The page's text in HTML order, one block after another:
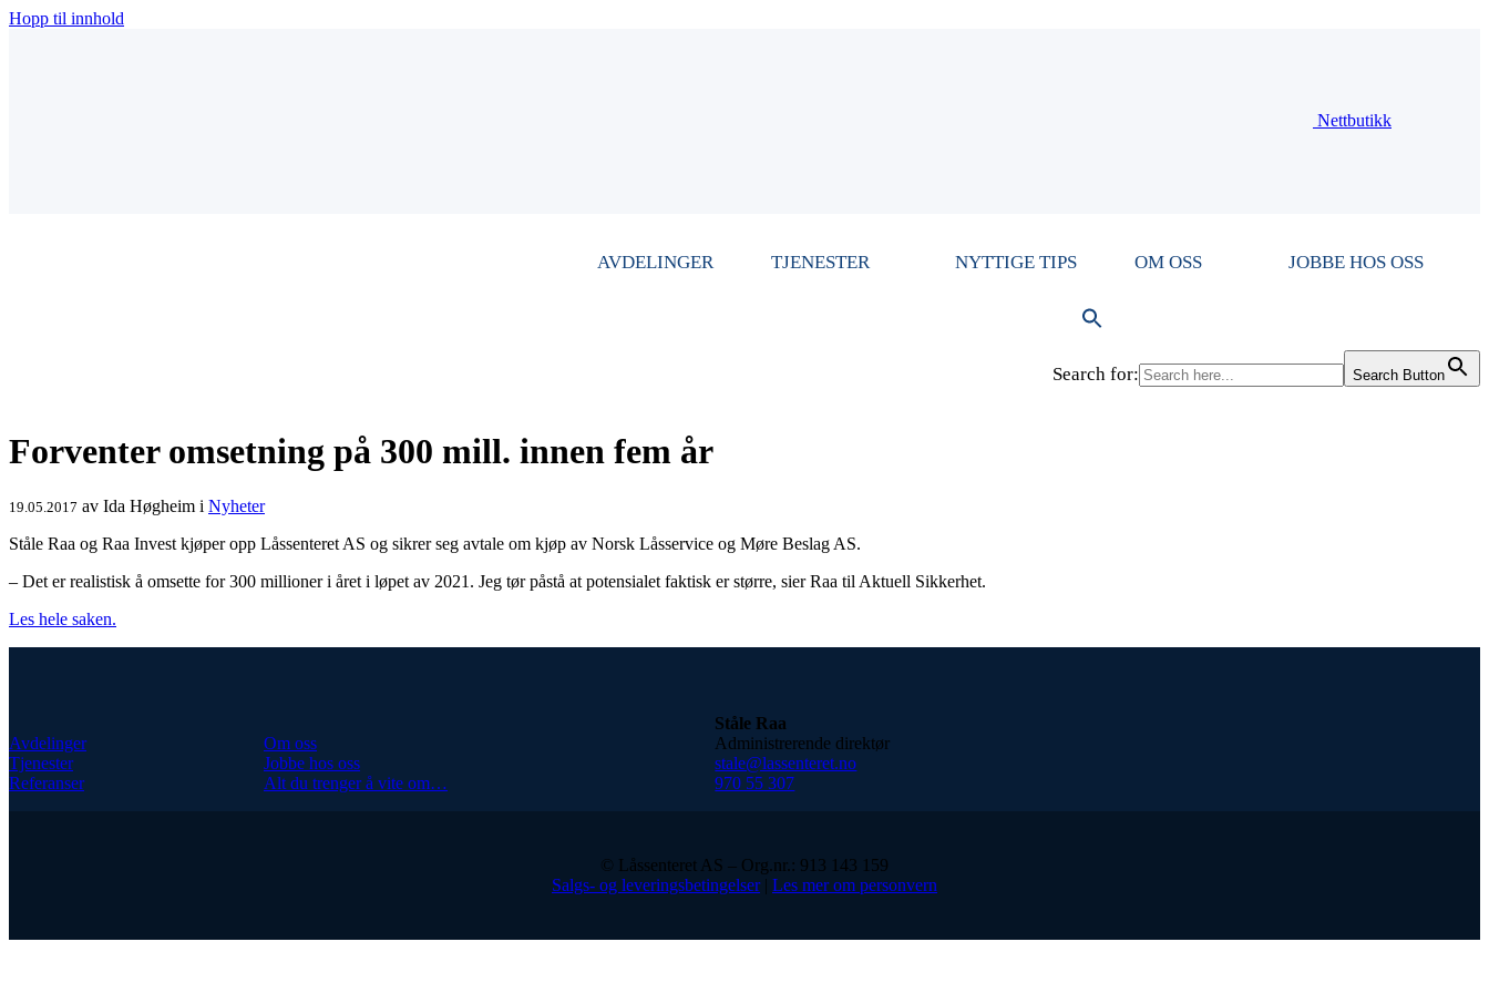
Hopp til innhold
Nettbutikk
AVDELINGER TJENESTER NYTTIGE TIPS OM OSS JOBBE HOS OSS
Search for: Search Button
Forventer omsetning på 300 mill. innen fem år
19.05.2017 av Ida Høgheim i Nyheter
Ståle Raa og Raa Invest kjøper opp Låssenteret AS og sikrer seg avtale om kjøp av Norsk Låsservice og Møre Beslag AS.
– Det er realistisk å omsette for 300 millioner i året i løpet av 2021. Jeg tør påstå at potensialet faktisk er større, sier Raa til Aktuell Sikkerhet.
Les hele saken.
Avdelinger
Tjenester
Referanser
Om oss
Jobbe hos oss
Alt du trenger å vite om…
Ståle Raa
Administrerende direktør
stale@lassenteret.no
970 55 307
© Låssenteret AS – Org.nr.: 913 143 159
Salgs- og leveringsbetingelser| Les mer om personvern